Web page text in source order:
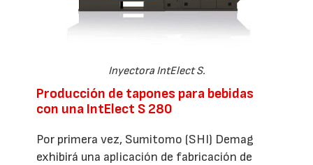
Inyectora IntElect S.
Producción de tapones para bebidas
con una IntElect S 280
Por primera vez, Sumitomo (SHI) Demag
exhibirá una aplicación de fabricación de